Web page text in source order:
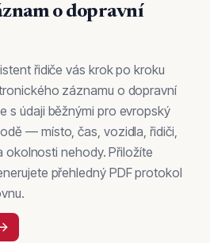
o dopravní
řidiče vás krok po kroku
záznamu o dopravní
s údaji běžnými pro evropský
— místo, čas, vozidla, řidiči,
okolnosti nehody. Přiložíte
přehledný PDF protokol